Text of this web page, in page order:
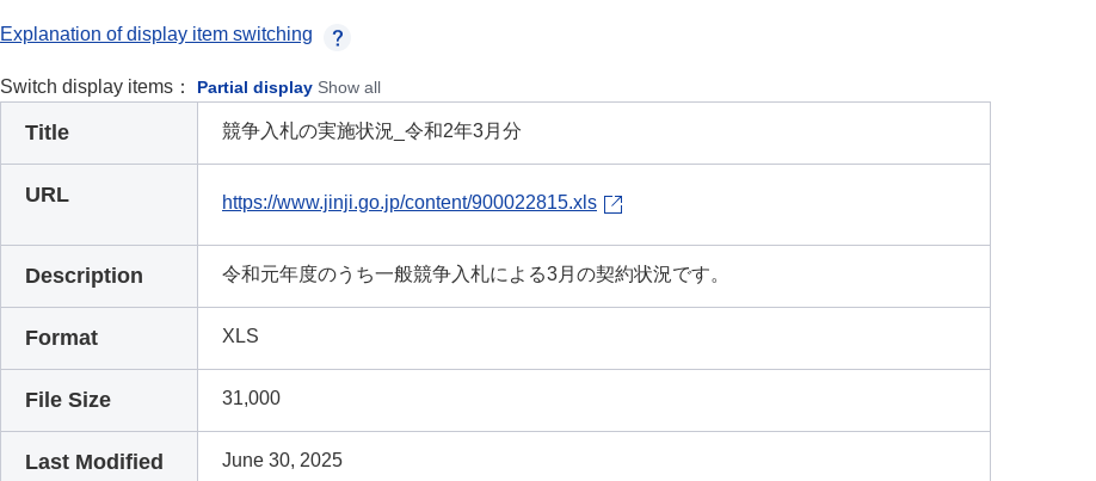
Explanation of display item switching
Switch display items： Partial display Show all
Title 競争入札の実施状況_令和2年3月分
URL https://www.jinji.go.jp/content/900022815.xls
Description 令和元年度のうち一般競争入札による3月の契約状況です。
Format XLS
File Size 31,000
Last Modified
June 30, 2025